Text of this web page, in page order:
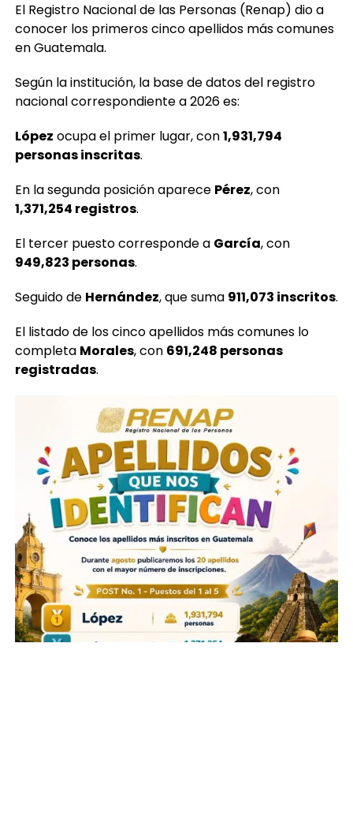
El Registro Nacional de las Personas (Renap) dio a
conocer los primeros cinco apellidos más comunes
en Guatemala.
Según la institución, la base de datos del registro
nacional correspondiente a 2026 es:
López ocupa el primer lugar, con1,931,794
personas inscritas.
En la segunda posición aparece Pérez, con
1,371,254 registros.
El tercer puesto corresponde a García, con
949,823 personas.
Seguido de Hernández, que suma 911,073 inscritos.
El listado de los cinco apellidos más comunes lo
completa Morales, con 691,248 personas
registradas.